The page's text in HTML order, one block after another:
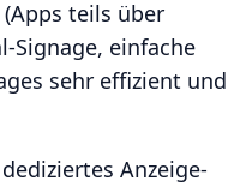
(Apps teils über
einfache
sehr effizient und
Anzeige‑